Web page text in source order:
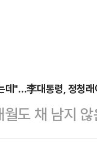
데"…李대통령, 정청
도 채 남지
언을 쏟아냈